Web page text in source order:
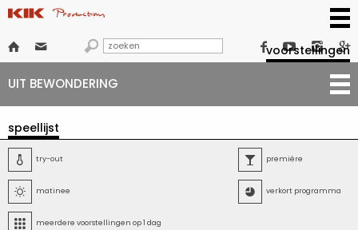
      
voorstellingen
UIT BEWONDERING
speellijst
 try-out  première
 matinee  verkort programma
 meerdere voorstellingen op 1 dag